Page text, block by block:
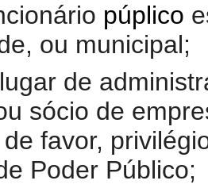
púplico
ou municipal;
de
sócio de
favor,
Poder Público;